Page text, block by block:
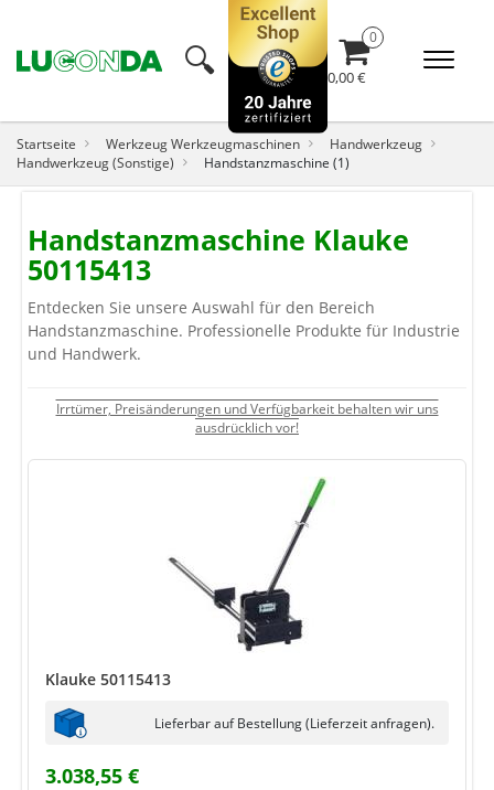
🔍︎ 0,00 €
Startseite Werkzeug Werkzeugmaschinen
Handwerkzeug
Handwerkzeug (Sonstige)
Handstanzmaschine (1)
Handstanzmaschine Klauke
50115413
Entdecken Sie unsere Auswahl für den Bereich
Handstanzmaschine. Professionelle Produkte für Industrie
und Handwerk.
Irrtümer, Preisänderungen und Verfügbarkeit behalten wir uns
ausdrücklich vor!
Klauke 50115413
Lieferbar auf Bestellung (Lieferzeit anfragen).
3.038,55 €